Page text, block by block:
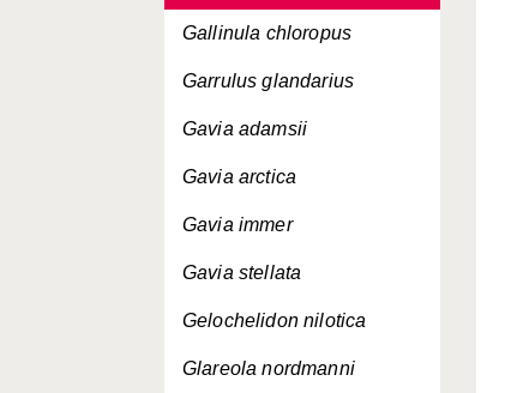
Gallinula chloropus
Garrulus glandarius
Gavia adamsii
Gavia arctica
Gavia immer
Gavia stellata
Gelochelidon nilotica
Glareola nordmanni